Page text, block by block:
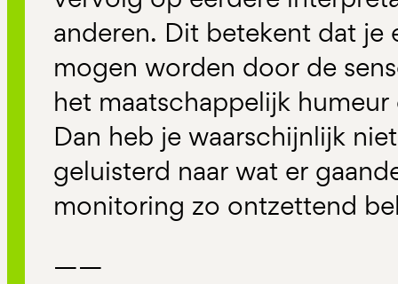
anderen. Dit betekent dat je
mogen worden door de
het maatschappelijk
Dan heb je waarschijnlijk
geluisterd naar wat er
monitoring zo ontzettend
——